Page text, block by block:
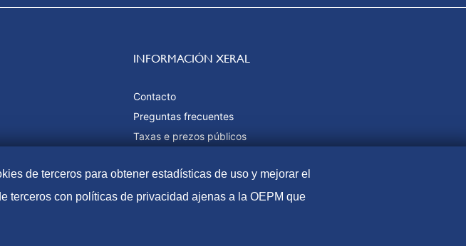
INFORMACIÓN XERAL
Contacto
Preguntas frecuentes
Taxas e prezos públicos
Mapa web
de terceros para obtener estadísticas de uso y mejorar el
terceros con políticas de privacidad ajenas a la OEPM que